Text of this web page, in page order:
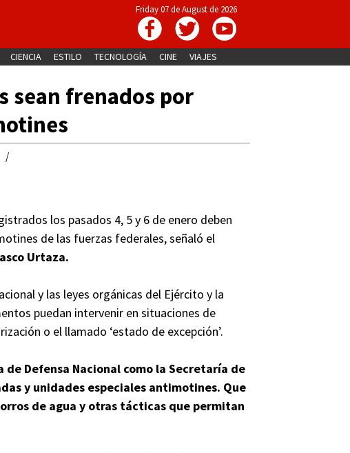
Friday 07 de August de 2026
CIENCIA ESTILO TECNOLOGÍA CINE VIAJES
sean frenados por
/
los pasados 4, 5 y 6 de enero deben
de las fuerzas federales, señaló el
Urtaza.
y las leyes orgánicas del Ejército y la
puedan intervenir en situaciones de
o el llamado ‘estado de excepción’.
Defensa Nacional como la Secretaría de
y unidades especiales antimotines. Que
de agua y otras tácticas que permitan